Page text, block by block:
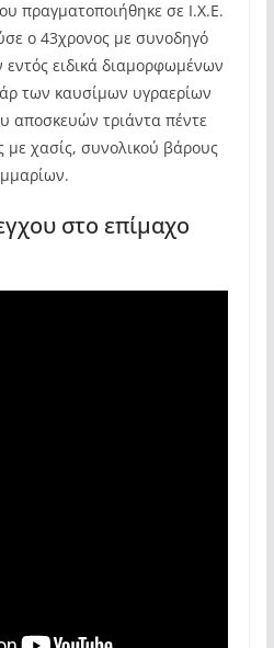
πραγματοποιήθηκε σε Ι.Χ.Ε.
ο 43χρονος με συνοδηγό
ειδικά διαμορφωμένων
των καυσίμων υγραερίων
αποσκευών τριάντα πέντε
με χασίς, συνολικού βάρους
στο επίμαχο